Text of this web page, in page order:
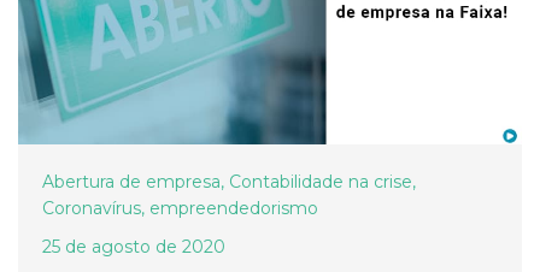
Abertura de empresa, Contabilidade na crise,
Coronavírus, empreendedorismo
25 de agosto de 2020